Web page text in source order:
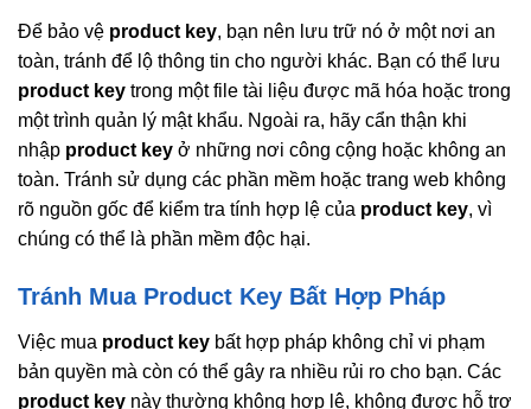
Để bảo vệ product key, bạn nên lưu trữ nó ở một nơi an
toàn, tránh để lộ thông tin cho người khác. Bạn có thể lưu
product key trong một file tài liệu được mã hóa hoặc trong
một trình quản lý mật khẩu. Ngoài ra, hãy cẩn thận khi
nhập product key ở những nơi công cộng hoặc không an
toàn. Tránh sử dụng các phần mềm hoặc trang web không
rõ nguồn gốc để kiểm tra tính hợp lệ của product key, vì
chúng có thể là phần mềm độc hại.
Tránh Mua Product Key Bất Hợp Pháp
Việc mua product key bất hợp pháp không chỉ vi phạm
bản quyền mà còn có thể gây ra nhiều rủi ro cho bạn. Các
product key này thường không hợp lệ, không được hỗ trợ